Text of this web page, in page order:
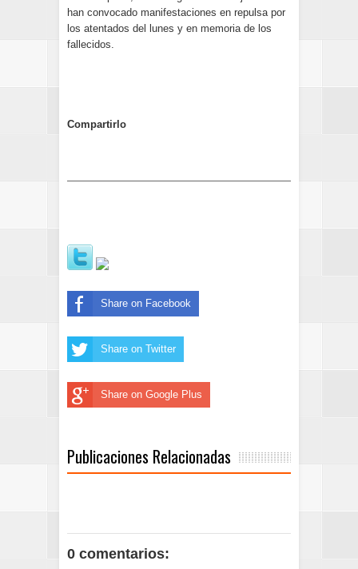
han convocado manifestaciones en repulsa por
los atentados del lunes y en memoria de los
fallecidos.
Compartirlo
Share on Facebook
Share on Twitter
Share on Google Plus
Publicaciones Relacionadas
0 comentarios: